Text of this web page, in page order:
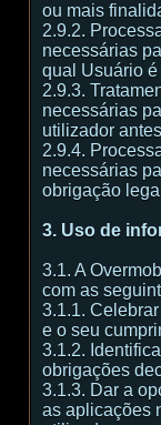
ou mais
2.9.2.
necessárias
qual Usuário é
2.9.3.
necessárias
utilizador
2.9.4.
necessárias
obrigação
3. Uso de
3.1. A
com as
3.1.1.
e o seu
3.1.2.
obrigações
3.1.3. Dar a
as aplicações